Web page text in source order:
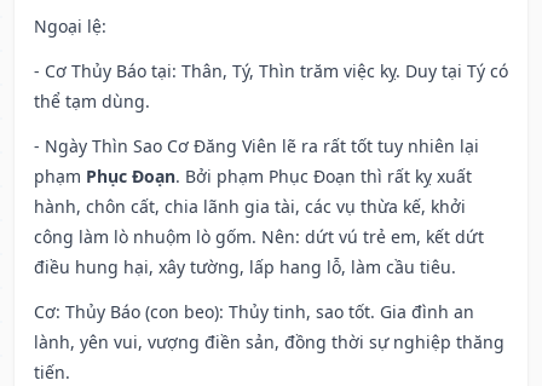
Ngoại lệ:
- Cơ Thủy Báo tại: Thân, Tý, Thìn trăm việc kỵ. Duy tại Tý có
thể tạm dùng.
- Ngày Thìn Sao Cơ Đăng Viên lẽ ra rất tốt tuy nhiên lại
phạm Phục Đoạn. Bởi phạm Phục Đoạn thì rất kỵ xuất
hành, chôn cất, chia lãnh gia tài, các vụ thừa kế, khởi
công làm lò nhuộm lò gốm. Nên: dứt vú trẻ em, kết dứt
điều hung hại, xây tường, lấp hang lỗ, làm cầu tiêu.
Cơ: Thủy Báo (con beo): Thủy tinh, sao tốt. Gia đình an
lành, yên vui, vượng điền sản, đồng thời sự nghiệp thăng
tiến.